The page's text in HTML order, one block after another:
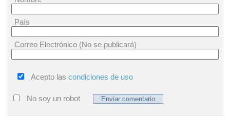
País
Correo Electrónico (No se publicará)
Acepto las condiciones de uso
No soy un robot